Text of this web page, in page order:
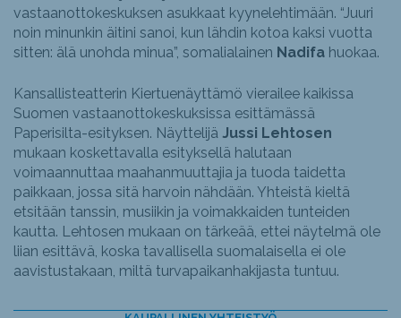
vastaanottokeskuksen asukkaat kyynelehtimään. “Juuri
noin minunkin äitini sanoi, kun lähdin kotoa kaksi vuotta
sitten: älä unohda minua”, somalialainen Nadifa huokaa.
Kansallisteatterin Kiertuenäyttämö vierailee kaikissa
Suomen vastaanottokeskuksissa esittämässä
Paperisilta-esityksen. Näyttelijä Jussi Lehtosen
mukaan koskettavalla esityksellä halutaan
voimaannuttaa maahanmuuttajia ja tuoda taidetta
paikkaan, jossa sitä harvoin nähdään. Yhteistä kieltä
etsitään tanssin, musiikin ja voimakkaiden tunteiden
kautta. Lehtosen mukaan on tärkeää, ettei näytelmä ole
liian esittävä, koska tavallisella suomalaisella ei ole
aavistustakaan, miltä turvapaikanhakijasta tuntuu.